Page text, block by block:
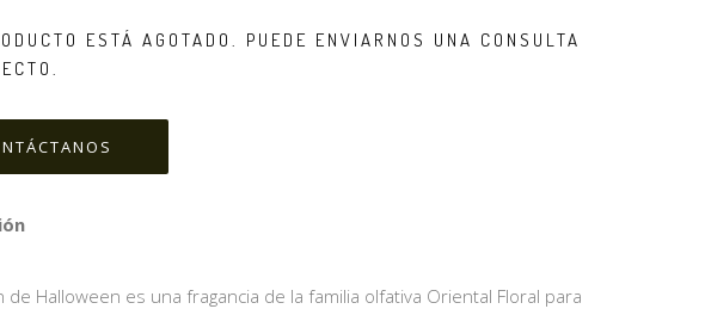
ESTÁ AGOTADO. PUEDE ENVIARNOS UNA CONSULTA
de Halloween es una fragancia de la familia olfativa Oriental Floral para